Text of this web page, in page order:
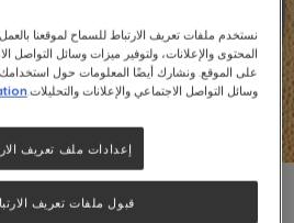
نستخدم ملفات تعريف الارتباط للسماح لموقعنا
المحتوى والإعلانات، ولتوفير ميزات وسائل التواصل
على الموقع. ونشارك أيضًا المعلومات حول
وسائل التواصل الاجتماعي والإعلانات والتحليلات.
إعدادات ملف تعريف
قبول ملفات تعريف